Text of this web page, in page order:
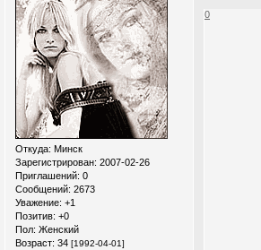
Откуда: Минск
Зарегистрирован: 2007-02-26
Приглашений: 0
Сообщений: 2673
Уважение: +1
Позитив: +0
Пол: Женский
Возраст: 34 [1992-04-01]
0